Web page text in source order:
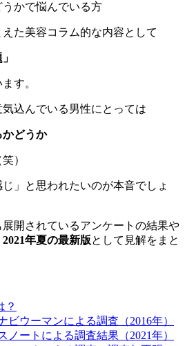
うかで悩んでいる方
た美容コラム的な内容として
す。
気込んでいる男性にとっては
かどうか
）
」と思われたいのが本音でしょ
開されているアンケートの結果や
2021年夏の最新版として見解をまと
？
ビウーマンによる調査（2016年）
ノートによる調査結果（2021年）